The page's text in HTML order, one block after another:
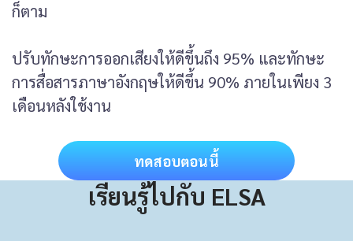
ก็ตาม
ปรับทักษะการออกเสียงให้ดีขึ้นถึง 95% และทักษะ
การสื่อสารภาษาอังกฤษให้ดีขึ้น 90% ภายในเพียง 3
เดือนหลังใช้งาน
ทดสอบตอนนี้
เรียนรู้ไปกับ ELSA